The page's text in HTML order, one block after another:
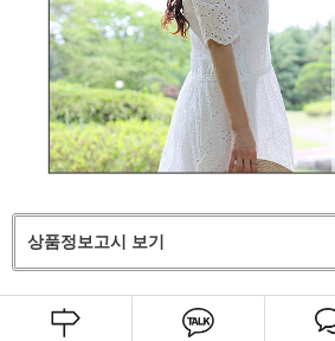
상품정보고시 보기